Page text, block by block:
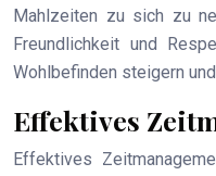
Mahlzeiten zu sich zu
Freundlichkeit und
Wohlbefinden steigern
Effektives
Effektives